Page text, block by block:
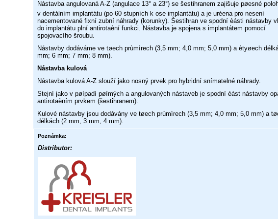
Nástavba angulovaná A-Z (angulace 13° a 23°) se šestihranem zajišuje pøesné
v dentálním implantátu (po 60 stupních k ose implantátu) a je urèena pro nesení
nacementované fixní zubní náhrady (korunky). Šestihran ve spodní èásti nástavby
do implantátu plní antirotaèní funkci. Nástavba je spojena s implantátem pomocí
spojovacího šroubu.
Nástavby dodáváme ve tøech prùmìrech (3,5 mm; 4,0 mm; 5,0 mm) a ètyøech
mm; 6 mm; 7 mm; 8 mm).
Nástavba kulová
Nástavba kulová A-Z slouží jako nosný prvek pro hybridní snímatelné náhrady.
Stejnì jako v pøípadì pøímých a angulovaných nástaveb je spodní èást nástavby
antirotaèním prvkem (šestihranem).
Kulové nástavby jsou dodávány ve tøech prùmìrech (3,5 mm; 4,0 mm; 5,0 mm) a
délkách (2 mm; 3 mm; 4 mm).
Poznámka:
Distributor: